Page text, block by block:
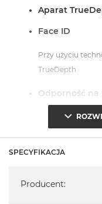
Aparat
Face ID
Przy użyciu
TrueDepth
Odporność na
Klasa IP68
System
SPECYFIKACJA
Producent: